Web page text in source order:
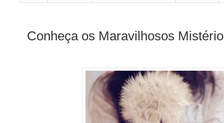
Conheça os Maravilhosos